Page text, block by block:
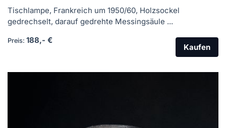
Tischlampe, Frankreich um 1950/60, Holzsockel
gedrechselt, darauf gedrehte Messingsäule ...
Preis: 188,- €
Kaufen